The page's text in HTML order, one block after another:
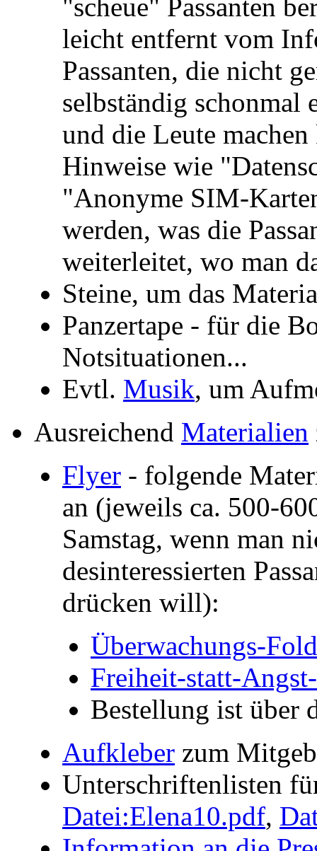
"scheue" Passanten
leicht entfernt vom
Passanten, die nicht
selbständig schonmal
und die Leute
Hinweise wie
"Anonyme SIM-
werden, was die
weiterleitet, wo man
Steine, um das
Panzertape - für die
Notsituationen...
Evtl. Musik, um
Ausreichend Materialien
Flyer - folgende
an (jeweils ca. 500-
Samstag, wenn man
desinteressierten
drücken will):
Überwachungs-
Freiheit-statt-
Bestellung ist über
Aufkleber zum
Unterschriftenlisten
Datei:Elena10.pdf,